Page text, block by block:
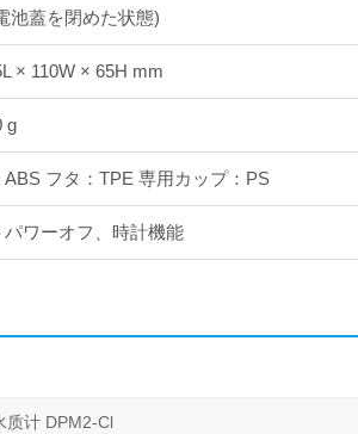
池蓋を閉めた状態)
× 110W × 65H mm
g
ABS フタ：TPE 専用カップ：PS
パワーオフ、時計機能